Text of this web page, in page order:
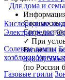
Для дома и
Кислородные
Электрогрелки
Солевые лампы
хозблоки Уличные
Газовые грили
Стоимость
Срок
✓ При
Возникли
8 (800) 555-
(по России